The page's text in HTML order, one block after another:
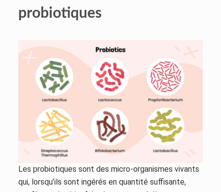
probiotiques
Les probiotiques sont des micro-organismes vivants
qui, lorsqu’ils sont ingérés en quantité suffisante,